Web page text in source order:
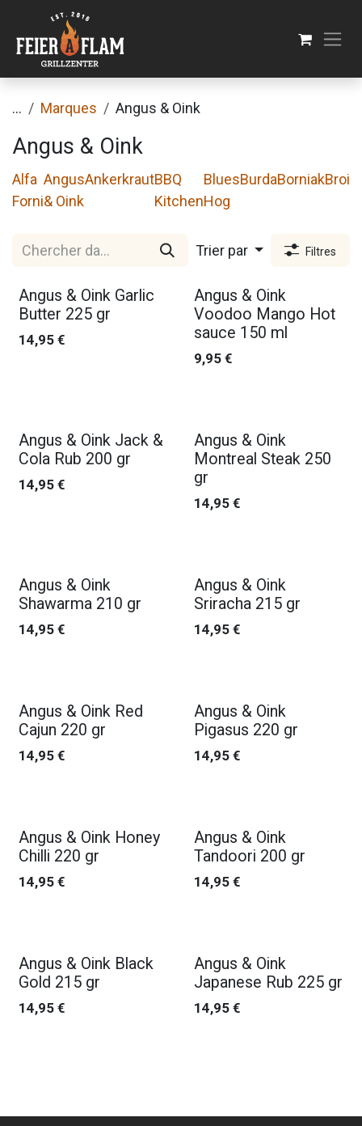
Se rendre au contenu
... Marques Angus & Oink
Angus & Oink
Alfa
Forni
Angus
& Oink
AnkerkrautBBQ
Kitchen
Blues
Hog
BurdaBorniak
Trier par Filtres
Angus & Oink Garlic
Butter 225 gr
14,95 €
Angus & Oink
Voodoo Mango Hot
sauce 150 ml
9,95€
Nouveau !
Angus & Oink Jack &
Cola Rub 200 gr
14,95 €
Nouveau !
Angus & Oink
Montreal Steak 250
gr
14,95€
Nouveau !
Angus & Oink
Shawarma 210 gr
14,95 €
Nouveau !
Angus & Oink
Sriracha 215 gr
14,95€
Nouveau !
Angus & Oink Red
Cajun 220 gr
14,95 €
Nouveau !
Angus & Oink
Pigasus 220 gr
14,95€
Nouveau !
Angus & Oink Honey
Chilli 220 gr
14,95 €
Nouveau !
Angus & Oink
Tandoori 200 gr
14,95€
Nouveau !
Angus & Oink Black
Gold 215 gr
14,95 €
Nouveau !
Angus & Oink
Japanese Rub 225 gr
14,95€